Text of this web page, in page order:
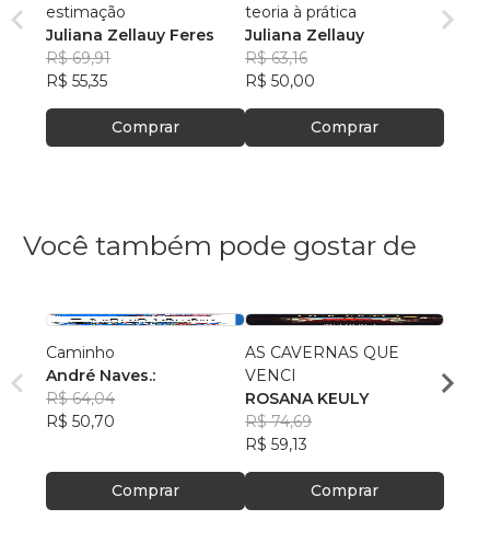
estimação
Juliana Zellauy Feres
R$ 69,91
R$ 55,35
Comprar
teoria à prática
Juliana Zellauy
R$ 63,16
R$ 50,00
Comprar
Você também pode gostar de
Caminho
André Naves.:
R$ 64,04
R$ 50,70
Comprar
AS CAVERNAS QUE
VENCI
ROSANA KEULY
R$ 74,69
R$ 59,13
Comprar
Chris
R$